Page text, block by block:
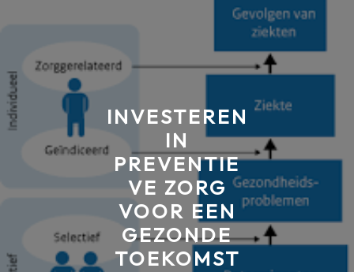
INVESTEREN
IN
PREVENTIE
VE ZORG
VOOR EEN
GEZONDE
TOEKOMST